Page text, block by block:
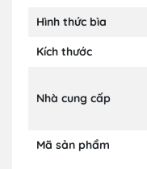
Hình thức bìa
Kích thước
Nhà cung cấp
Mã sản phẩm